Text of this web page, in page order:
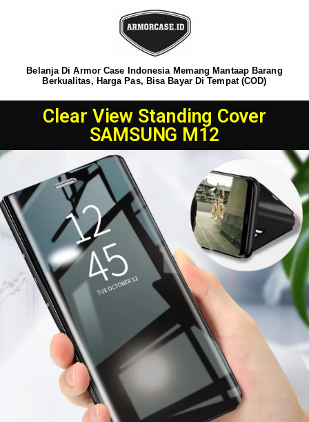
Belanja Di Armor Case Indonesia Memang Mantaap Barang
Berkualitas, Harga Pas, Bisa Bayar Di Tempat (COD)
Clear View Standing Cover
SAMSUNG M12